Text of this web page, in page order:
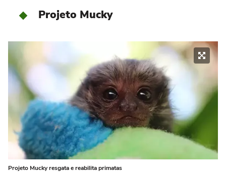
Projeto Mucky
Projeto Mucky resgata e reabilita primatas